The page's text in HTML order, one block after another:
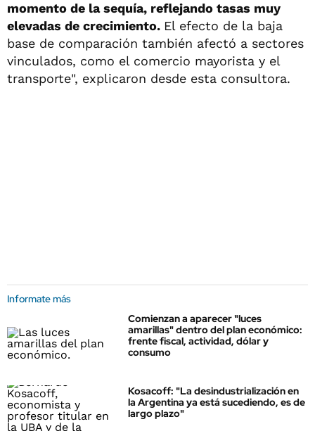
momento de la sequía, reflejando tasas muy
elevadas de crecimiento. El efecto de la baja
base de comparación también afectó a sectores
vinculados, como el comercio mayorista y el
transporte", explicaron desde esta consultora.
Informate más
Comienzan a aparecer "luces
amarillas" dentro del plan económico:
frente fiscal, actividad, dólar y
consumo
Kosacoff: "La desindustrialización en
la Argentina ya está sucediendo, es de
largo plazo"